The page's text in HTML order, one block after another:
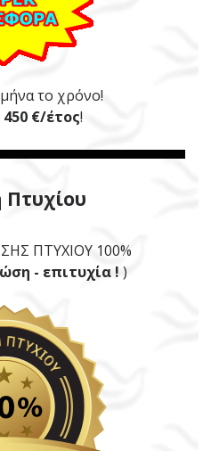
μήνα το χρόνο!
450 €/έτος!
Πτυχίου
ΠΤΥΧΙΟΥ 100%
- επιτυχία ! )